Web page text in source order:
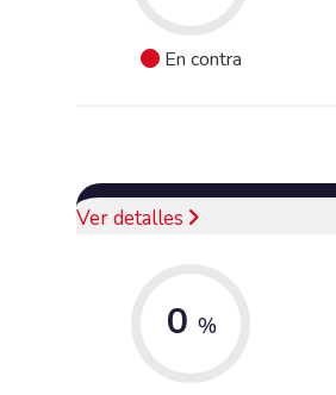
En contra
Ver detalles
0 %